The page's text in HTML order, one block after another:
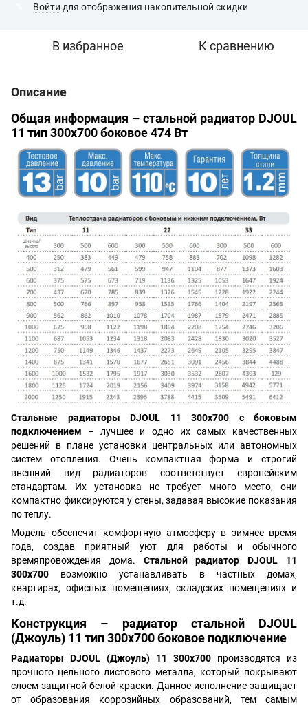
Войти для отображения накопительной скидки
В избранное К сравнению
Описание
Общая информация – стальной радиатор DJOUL
11 тип 300х700 боковое 474 Вт
Стальные радиаторы DJOUL 11 300х700 с боковым
подключением – лучшее и одно их самых качественных
решений в плане установки центральных или автономных
систем отопления. Очень компактная форма и строгий
внешний вид радиаторов соответствует европейским
стандартам. Их установка не требует много место, они
компактно фиксируются у стены, задавая высокие показания
по теплу.
Модель обеспечит комфортную атмосферу в зимнее время
года, создав приятный уют для работы и обычного
времяпровождения дома. Стальной радиатор DJOUL 11
300х700 возможно устанавливать в частных домах,
квартирах, офисных помещениях, складских помещениях и
т.д.
Конструкция – радиатор стальной DJOUL
(Джоуль) 11 тип 300х700 боковое подключение
Радиаторы DJOUL (Джоуль) 11 300х700 производятся из
прочного цельного листового металла, который покрывают
слоем защитной белой краски. Данное исполнение защищает
от образования коррозийных образований, тем самым